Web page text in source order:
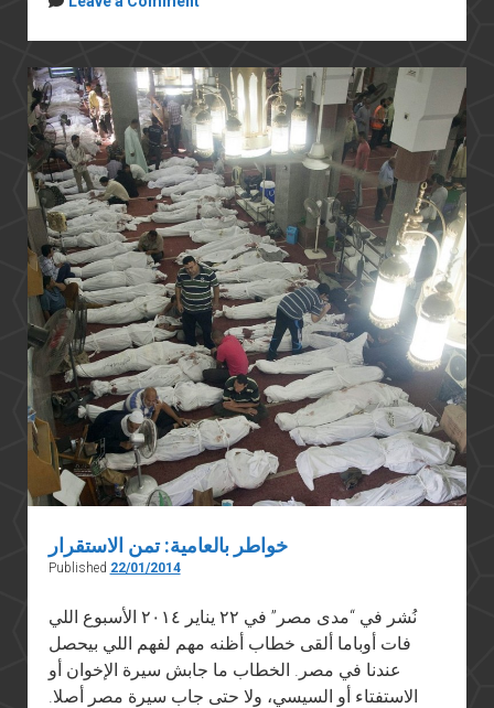
ذكرى
٢٥
يناير:
مأزق
الثورة
والنظام
خواطر بالعامية: تمن الاستقرار
Published 22/01/2014
نُشر في “مدى مصر” في ٢٢ يناير ٢٠١٤ الأسبوع اللي
فات أوباما ألقى خطاب أظنه مهم لفهم اللي بيحصل
عندنا في مصر. الخطاب ما جابش سيرة الإخوان أو
الاستفتاء أو السيسي، ولا حتى جاب سيرة مصر أصلا.